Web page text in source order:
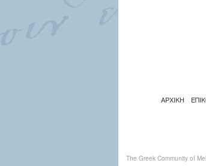
ΑΡΧΙΚΗ
The Greek Community of